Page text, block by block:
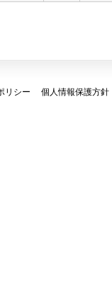
リシー
個人情報保護方針